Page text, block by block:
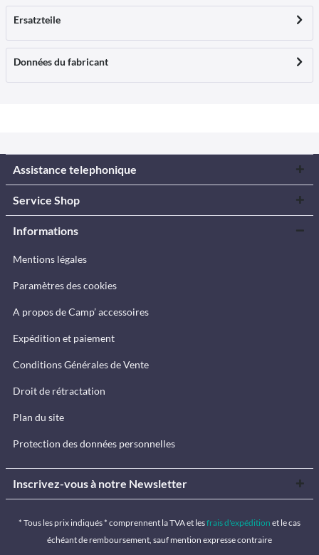
Ersatzteile
Données du fabricant
Assistance telephonique
Service Shop
Informations
Mentions légales
Paramètres des cookies
A propos de Camp’ accessoires
Expédition et paiement
Conditions Générales de Vente
Droit de rétractation
Plan du site
Protection des données personnelles
Inscrivez-vous à notre Newsletter
* Tous les prix indiqués * comprennent la TVA et lesfrais d'expédition et le cas
échéant de remboursement, sauf mention expresse contraire